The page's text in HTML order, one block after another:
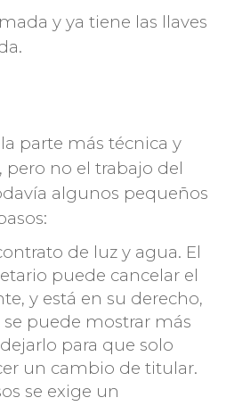
y ya tiene las llaves
parte más técnica y
pero no el trabajo del
algunos pequeños
de luz y agua. El
puede cancelar el
y está en su derecho,
puede mostrar más
para que solo
un cambio de titular.
se exige un